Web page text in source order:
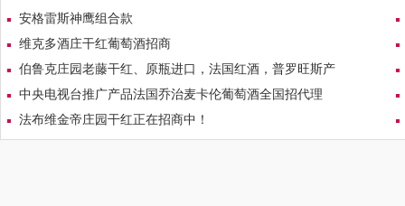
安格雷斯神鹰组合款
维克多酒庄干红葡萄酒招商
伯鲁克庄园老藤干红、原瓶进口，法国红酒，普罗旺斯产
中央电视台推广产品法国乔治麦卡伦葡萄酒全国招代理
法布维金帝庄园干红正在招商中！